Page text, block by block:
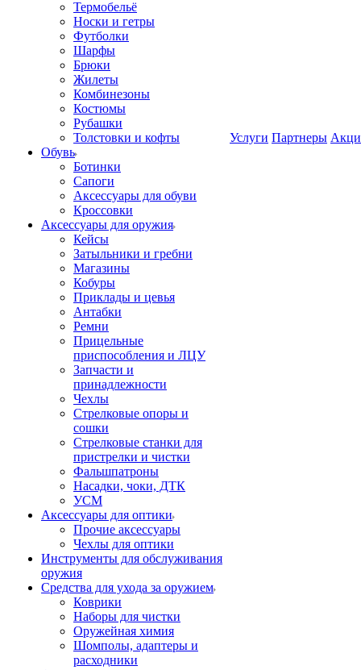
Термобельё
Носки и гетры
Футболки
Шарфы
Брюки
Жилеты
Комбинезоны
Костюмы
Рубашки
Толстовки и кофты
Обувь
Ботинки
Сапоги
Аксессуары для обуви
Кроссовки
Аксессуары для оружия
Кейсы
Затыльники и гребни
Магазины
Кобуры
Приклады и цевья
Антабки
Ремни
Прицельные
приспособления и ЛЦУ
Запчасти и
принадлежности
Чехлы
Стрелковые опоры и
сошки
Стрелковые станки для
пристрелки и чистки
Фальшпатроны
Насадки, чоки, ДТК
УСМ
Аксессуары для оптики
Прочие аксессуары
Чехлы для оптики
Инструменты для обслуживания
оружия
Средства для ухода за оружием
Коврики
Наборы для чистки
Оружейная химия
Шомполы, адаптеры и
расходники
Услуги Партнеры